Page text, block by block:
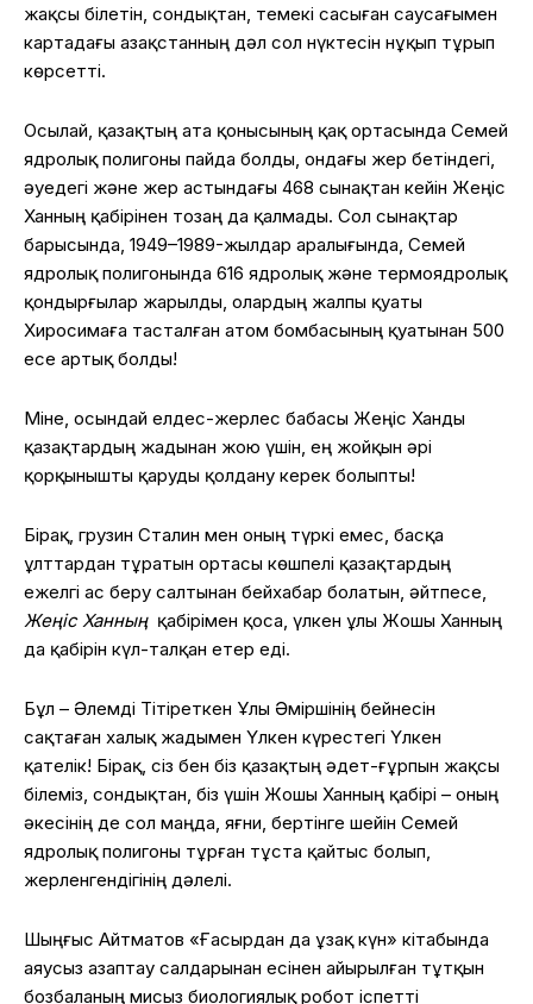
жақсы білетін, сондықтан, темекі сасыған саусағымен
картадағы Қазақстанның дәл сол нүктесін нұқып тұрып
көрсетті.
Осылай, қазақтың ата қонысының қақ ортасында Семей
ядролық полигоны пайда болды, ондағы жер бетіндегі,
әуедегі және жер астындағы 468 сынақтан кейін Жеңіс
Ханның қабірінен тозаң да қалмады. Сол сынақтар
барысында, 1949–1989-жылдар аралығында, Семей
ядролық полигонында 616 ядролық және термоядролық
қондырғылар жарылды, олардың жалпы қуаты
Хиросимаға тасталған атом бомбасының қуатынан 500
есе артық болды!
Міне, осындай елдес-жерлес бабасы Жеңіс Ханды
қазақтардың жадынан жою үшін, ең жойқын әрі
қорқынышты қаруды қолдану керек болыпты!
Бірақ, грузин Сталин мен оның түркі емес, басқа
ұлттардан тұратын ортасы көшпелі қазақтардың
ежелгі ас беру салтынан бейхабар болатын, әйтпесе,
Жеңіс Ханның қабірімен қоса, үлкен ұлы Жошы Ханның
да қабірін күл-талқан етер еді.
Бұл – Әлемді Тітіреткен Ұлы Әміршінің бейнесін
сақтаған халық жадымен Үлкен күрестегі Үлкен
қателік! Бірақ, сіз бен біз қазақтың әдет-ғұрпын жақсы
білеміз, сондықтан, біз үшін Жошы Ханның қабірі – оның
әкесінің де сол маңда, яғни, бертінге шейін Семей
ядролық полигоны тұрған тұста қайтыс болып,
жерленгендігінің дәлелі.
Шыңғыс Айтматов «Ғасырдан да ұзақ күн» кітабында
аяусыз азаптау салдарынан есінен айырылған тұтқын
бозбаланың мисыз биологиялық робот іспетті